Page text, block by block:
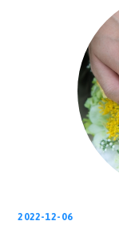
2022-12-06